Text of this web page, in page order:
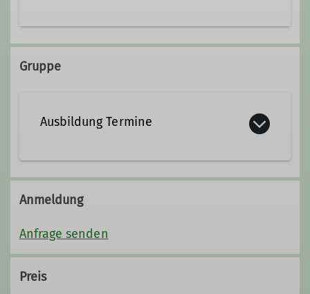
Gruppenbetreuer*in 4ALL
Kletteranlage Landschaftspark
Gruppe
Ausbildung Termine
Anmeldung
Anfrage senden
Preis